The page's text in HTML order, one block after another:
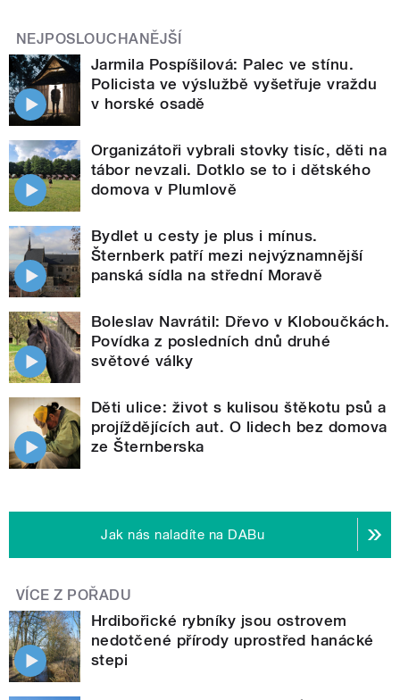
NEJPOSLOUCHANĚJŠÍ
Jarmila Pospíšilová: Palec ve stínu.
Policista ve výslužbě vyšetřuje vraždu
v horské osadě
Organizátoři vybrali stovky tisíc, děti na
tábor nevzali. Dotklo se to i dětského
domova v Plumlově
Bydlet u cesty je plus i mínus.
Šternberk patří mezi nejvýznamnější
panská sídla na střední Moravě
Boleslav Navrátil: Dřevo v Kloboučkách.
Povídka z posledních dnů druhé
světové války
Děti ulice: život s kulisou štěkotu psů a
projíždějících aut. O lidech bez domova
ze Šternberska
Jak nás naladíte na DABu
VÍCE Z POŘADU
Hrdibořické rybníky jsou ostrovem
nedotčené přírody uprostřed hanácké
stepi